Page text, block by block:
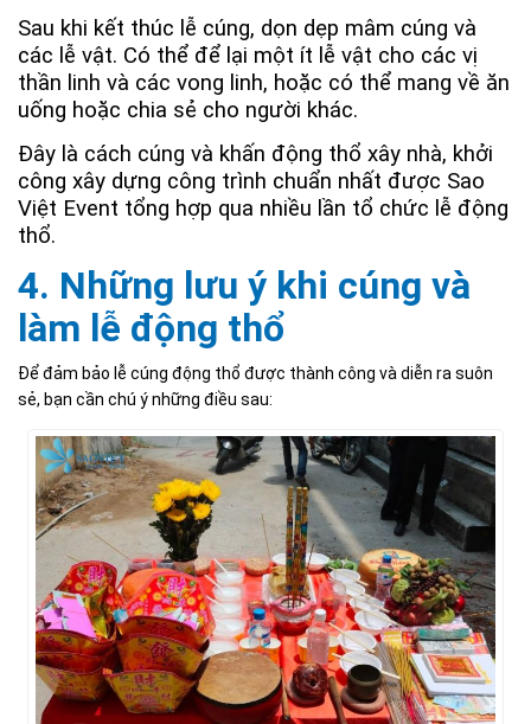
Sau khi kết thúc lễ cúng, dọn dẹp mâm cúng và
các lễ vật. Có thể để lại một ít lễ vật cho các vị
thần linh và các vong linh, hoặc có thể mang về ăn
uống hoặc chia sẻ cho người khác.
Đây là cách cúng và khấn động thổ xây nhà, khởi
công xây dựng công trình chuẩn nhất được Sao
Việt Event tổng hợp qua nhiều lần tổ chức lễ động
thổ.
4. Những lưu ý khi cúng và
làm lễ động thổ
Để đảm bảo lễ cúng động thổ được thành công và diễn ra suôn
sẻ, bạn cần chú ý những điều sau: